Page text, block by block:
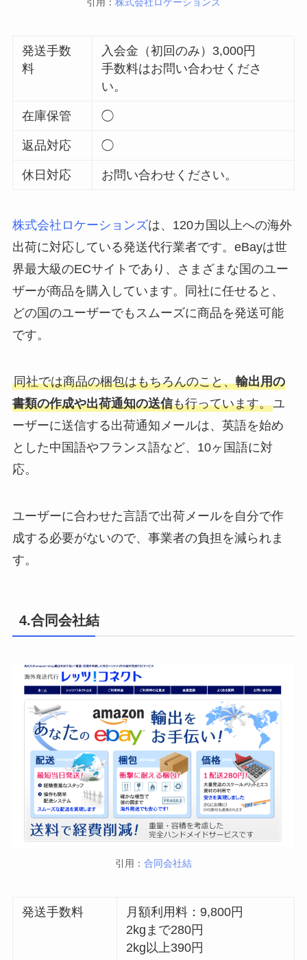
発送手数
料
入会金（初回のみ）3,000円
手数料はお問い合わせくださ
い。
在庫保管 ◯
返品対応 ◯
休日対応 お問い合わせください。
株式会社ロケーションズは、120カ国以上への海外
出荷に対応している発送代行業者です。eBayは世
界最大級のECサイトであり、さまざまな国のユー
ザーが商品を購入しています。同社に任せると、
どの国のユーザーでもスムーズに商品を発送可能
です。
同社では商品の梱包はもちろんのこと、輸出用の
書類の作成や出荷通知の送信も行っています。ユ
ーザーに送信する出荷通知メールは、英語を始め
とした中国語やフランス語など、10ヶ国語に対
応。
ユーザーに合わせた言語で出荷メールを自分で作
成する必要がないので、事業者の負担を減られま
す。
4.合同会社結
引用： 合同会社結
発送手数料
月額利用料：9,800円
2kgまで280円
2kg以上390円